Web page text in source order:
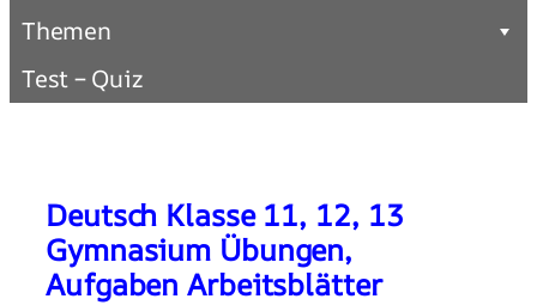
Themen
Test – Quiz
Deutsch Klasse 11, 12, 13
Gymnasium Übungen,
Aufgaben Arbeitsblätter